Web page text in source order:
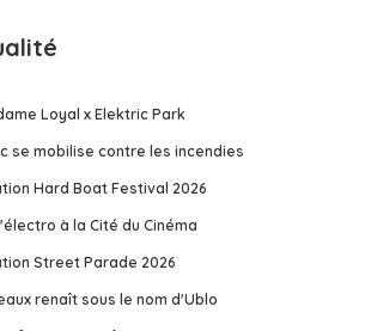
Loyal x Elektric Park
se mobilise contre les incendies
Hard Boat Festival 2026
à la Cité du Cinéma
Street Parade 2026
renaît sous le nom d'Ublo